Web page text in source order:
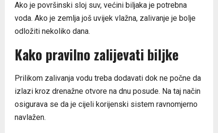
Ako je površinski sloj suv, većini biljaka je potrebna
voda. Ako je zemlja još uvijek vlažna, zalivanje je bolje
odložiti nekoliko dana.
Kako pravilno zalijevati biljke
Prilikom zalivanja vodu treba dodavati dok ne počne da
izlazi kroz drenažne otvore na dnu posude. Na taj način
osigurava se da je cijeli korijenski sistem ravnomjerno
navlažen.